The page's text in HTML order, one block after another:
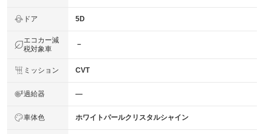
ドア 5D
エコカー減
税対象車
－
ミッション CVT
過給器 ―
車体色 ホワイトパールクリスタルシャイン